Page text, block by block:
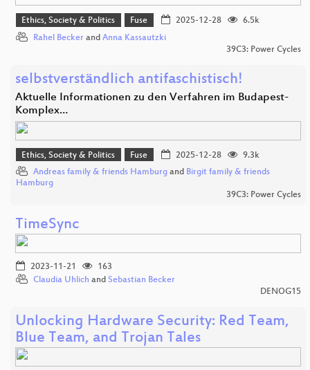
Ethics, Society & Politics Fuse 2025-12-28
6.5k
Rahel Becker and Anna Kassautzki
39C3: Power Cycles
selbstverständlich antifaschistisch!
Aktuelle Informationen zu den Verfahren im Budapest-
Komplex…
Ethics, Society & Politics Fuse 2025-12-28
9.3k
Andreas family & friends Hamburg and Birgit family & friends
Hamburg
39C3: Power Cycles
TimeSync
2023-11-21
163
Claudia Uhlich and Sebastian Becker
DENOG15
Unlocking Hardware Security: Red Team,
Blue Team, and Trojan Tales